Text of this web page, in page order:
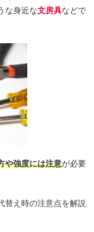
な身近な文房具などで
や強度には注意が必要
替え時の注意点を解説